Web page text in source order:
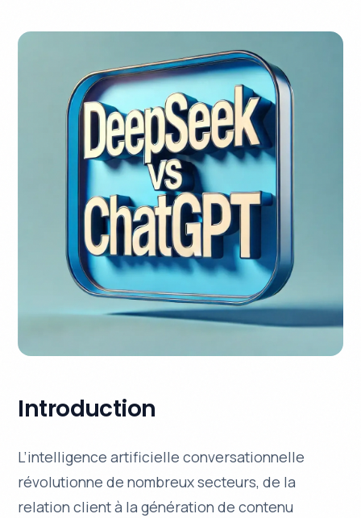
Introduction
L’intelligence artificielle conversationnelle
révolutionne de nombreux secteurs, de la
relation client à la génération de contenu